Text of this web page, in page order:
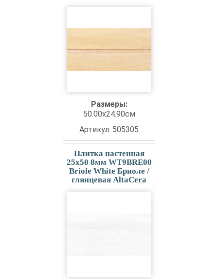
Размеры:
50.00x24.90см
Артикул: 505305
Плитка настенная
25x50 8мм WT9BRE00
Briole White Бриоле /
глянцевая AltaCera